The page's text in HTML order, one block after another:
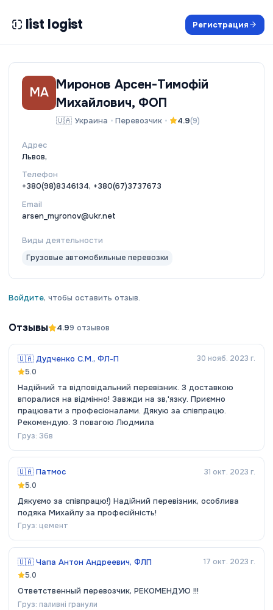
list logist Регистрация
МА
Миронов Арсен-Тимофій
Михайлович, ФОП
🇺🇦 Украина • Перевозчик • 4.9(9)
Адрес
Львов,
Телефон
+380(98)8346134, +380(67)3737673
Email
arsen_myronov@ukr.net
Виды деятельности
Грузовые автомобильные перевозки
Войдите, чтобы оставить отзыв.
Отзывы 4.99 отзывов
🇺🇦 Дудченко С.М., ФЛ-П
30 нояб. 2023 г.
5.0
Надійний та відповідальний перевізник. З доставкою
впоралися на відмінно! Завжди на зв,'язку. Приємно
працювати з професіоналами. Дякую за співпрацю.
Рекомендую. З повагою Людмила
Груз: Збв
🇺🇦 Патмос
31 окт. 2023 г.
5.0
Дякуємо за співпрацю!) Надійний перевізник, особлива
подяка Михайлу за професійність!
Груз: цемент
🇺🇦 Чапа Антон Андреевич, ФЛП
17 окт. 2023 г.
5.0
Ответственный перевозчик, РЕКОМЕНДУЮ !!!
Груз: паливні гранули